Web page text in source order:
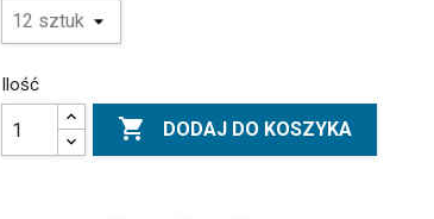
Ilość
 DODAJ DO KOSZYKA